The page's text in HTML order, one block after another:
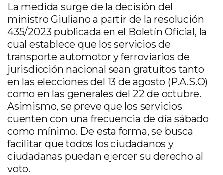
La medida surge de la decisión del
ministro Giuliano a partir de la resolución
435/2023 publicada en el Boletín Oficial, la
cual establece que los servicios de
transporte automotor y ferroviarios de
jurisdicción nacional sean gratuitos tanto
en las elecciones del 13 de agosto (P.A.S.O)
como en las generales del 22 de octubre.
Asimismo, se preve que los servicios
cuenten con una frecuencia de día sábado
como mínimo. De esta forma, se busca
facilitar que todos los ciudadanos y
ciudadanas puedan ejercer su derecho al
voto.